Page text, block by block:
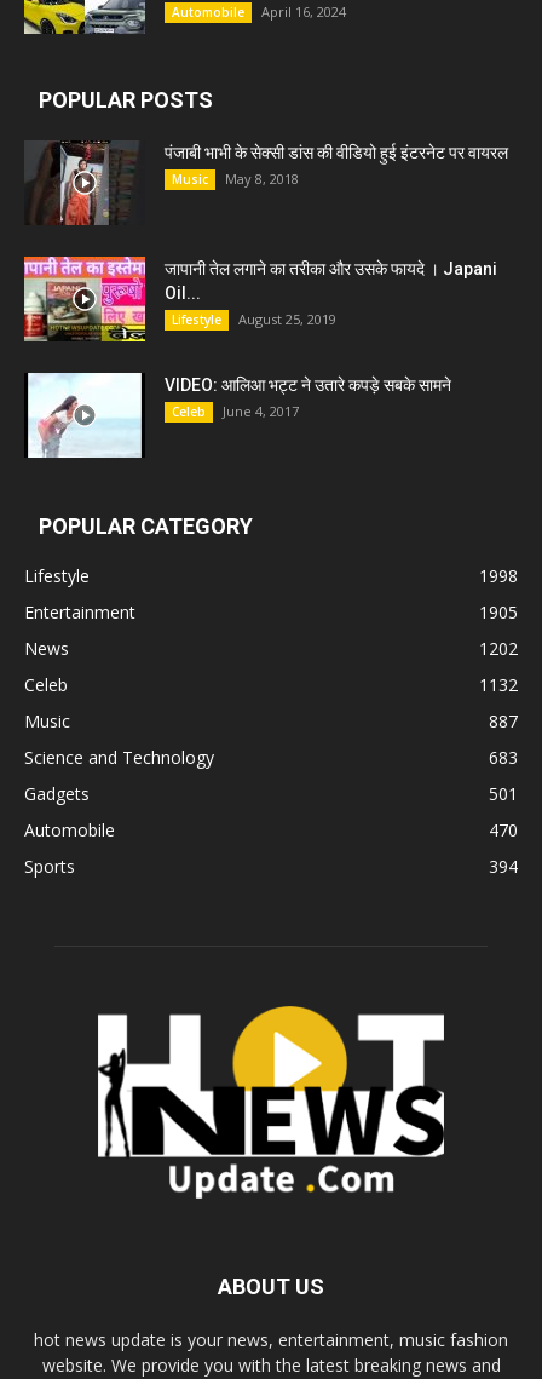
Automobile April 16, 2024
POPULAR POSTS
पंजाबी भाभी के सेक्सी डांस की वीडियो हुई इंटरनेट पर वायरल
Music May 8, 2018
जापानी तेल लगाने का तरीका और उसके फायदे । Japani
Oil...
Lifestyle August 25, 2019
VIDEO: आलिआ भट्ट ने उतारे कपड़े सबके सामने
Celeb June 4, 2017
POPULAR CATEGORY
Lifestyle
1998
Entertainment
1905
News
1202
Celeb
1132
Music
887
Science and Technology
683
Gadgets
501
Automobile
470
Sports
394
ABOUT US
hot news update is your news, entertainment, music fashion
website. We provide you with the latest breaking news and